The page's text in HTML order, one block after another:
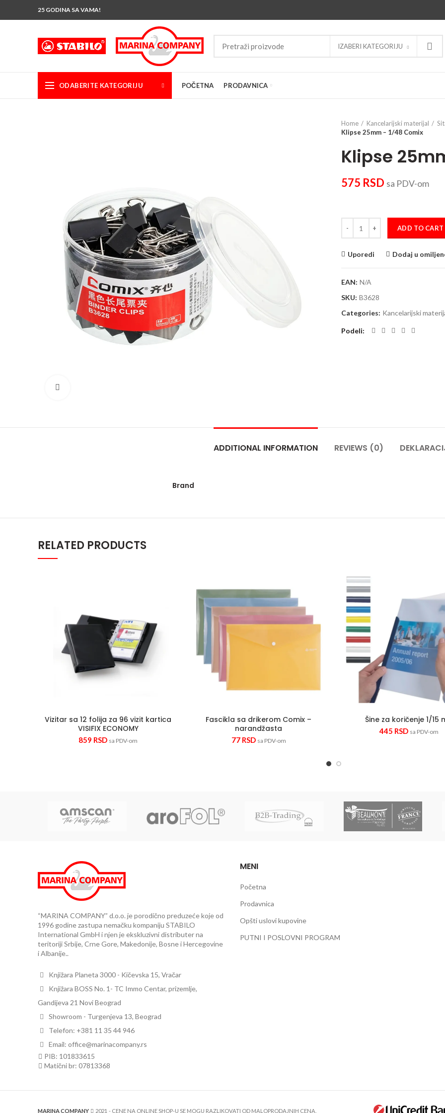
25 GODINA SA VAMA!
IZABERI KATEGORIJU
ODABERITE KATEGORIJU POČETNA PRODAVNICA
Home Kancelarijski materijal
Klipse 25mm – 1/48 Comix
Klipse
575 RSD sa PDV-om
ADD TO CART
Uporedi Dodaj u
EAN: N/A
SKU: B3628
Categories: Kancelarijski
Podeli
ADDITIONAL INFORMATION REVIEWS (0)
Brand
RELATED PRODUCTS
Vizitar sa 12 folija za 96 vizit kartica
VISIFIX ECONOMY
859 RSD sa PDV-om
Vizitar sa 12 folija za 96 vizit kartica VISIFIX ECONOMY quantity
Fascikla sa drikerom Comix –
narandžasta
77 RSD sa PDV-om
Fascikla sa drikerom Comix - narandžasta quantity
Šine za koričenje 1/15
445 RSD sa PDV-om
Šine za
“MARINA COMPANY” d.o.o. je porodično preduzeće koje od
1996 godine zastupa nemačku kompaniju STABILO
International GmbH i njen je ekskluzivni distributer na
teritoriji Srbije, Crne Gore, Makedonije, Bosne i Hercegovine
i Albanije..
Knjižara Planeta 3000 - Kičevska 15, Vračar
Knjižara BOSS No. 1- TC Immo Centar, prizemlje,
Gandijeva 21 Novi Beograd
Showroom - Turgenjeva 13, Beograd
Telefon: +381 11 35 44 946
Email: office@marinacompany.rs
PIB: 101833615
Matični br: 07813368
MENI
Početna
Prodavnica
Opšti uslovi kupovine
PUTNI I POSLOVNI PROGRAM
MARINA COMPANY 2021 - CENE NA ONLINE SHOP-U SE MOGU RAZLIKOVATI OD MALOPRODAJNIH CENA.